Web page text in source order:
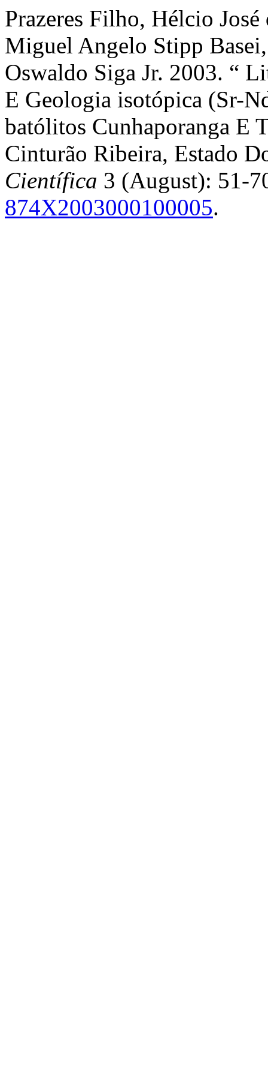
Prazeres Filho, Hélcio
Miguel Angelo Stipp
Oswaldo Siga Jr. 2003. “
E Geologia isotópica (Sr-
batólitos Cunhaporanga E
Cinturão Ribeira, Estado
Científica 3 (August): 51-
874X2003000100005.